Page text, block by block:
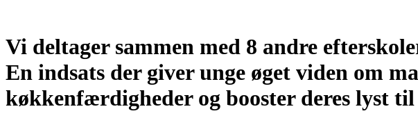
Vi deltager sammen med 8 andre
En indsats der giver unge øget viden om
køkkenfærdigheder og booster deres lyst